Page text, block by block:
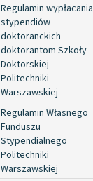
Regulamin wypłacania
stypendiów
doktoranckich
doktorantom Szkoły
Doktorskiej
Politechniki
Warszawskiej
Regulamin Własnego
Funduszu
Stypendialnego
Politechniki
Warszawskiej